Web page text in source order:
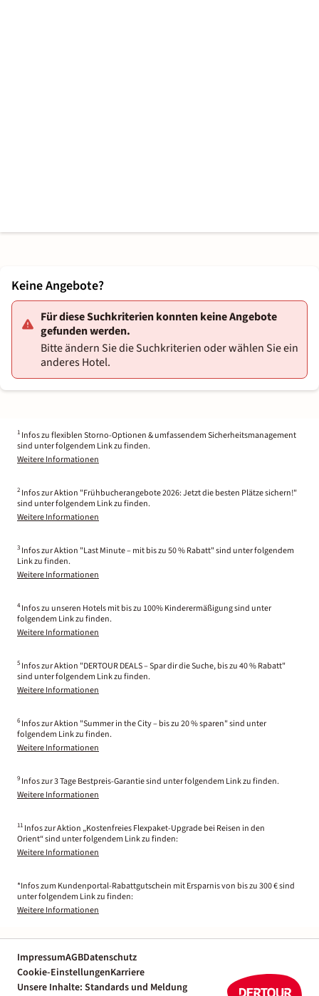
Keine Angebote?
Für diese Suchkriterien konnten keine Angebote
gefunden werden.
Bitte ändern Sie die Suchkriterien oder wählen Sie ein
anderes Hotel.
1 Infos zu flexiblen Storno-Optionen & umfassendem Sicherheitsmanagement
sind unter folgendem Link zu finden.
Weitere Informationen
2 Infos zur Aktion "Frühbucherangebote 2026: Jetzt die besten Plätze sichern!"
sind unter folgendem Link zu finden.
Weitere Informationen
3 Infos zur Aktion "Last Minute – mit bis zu 50 % Rabatt" sind unter folgendem
Link zu finden.
Weitere Informationen
4 Infos zu unseren Hotels mit bis zu 100% Kinderermäßigung sind unter
folgendem Link zu finden.
Weitere Informationen
5 Infos zur Aktion "DERTOUR DEALS – Spar dir die Suche, bis zu 40 % Rabatt"
sind unter folgendem Link zu finden.
Weitere Informationen
6 Infos zur Aktion "Summer in the City – bis zu 20 % sparen" sind unter
folgendem Link zu finden.
Weitere Informationen
9 Infos zur 3 Tage Bestpreis-Garantie sind unter folgendem Link zu finden.
Weitere Informationen
11 Infos zur Aktion „Kostenfreies Flexpaket-Upgrade bei Reisen in den
Orient“ sind unter folgendem Link zu finden:
Weitere Informationen
*Infos zum Kundenportal-Rabattgutschein mit Ersparnis von bis zu 300 € sind
unter folgendem Link zu finden:
Weitere Informationen
ImpressumAGBDatenschutz
Cookie-EinstellungenKarriere
Unsere Inhalte: Standards und Meldung